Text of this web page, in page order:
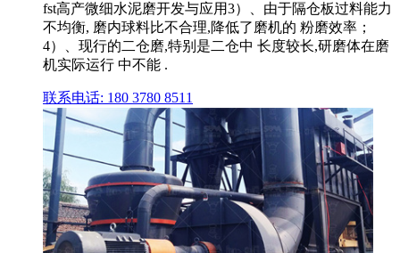
fst高产微细水泥磨开发与应用3）、由于隔仓板过料能力
不均衡, 磨内球料比不合理,降低了磨机的 粉磨效率；
4）、现行的二仓磨,特别是二仓中 长度较长,研磨体在磨
机实际运行 中不能 .
联系电话: 180 3780 8511